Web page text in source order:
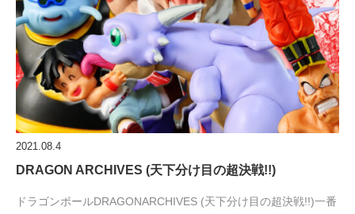
2021.08.4
DRAGON ARCHIVES (天下分け目の超決戦!!)
ドラゴンボールDRAGONARCHIVES (天下分け目の超決戦!!)一番